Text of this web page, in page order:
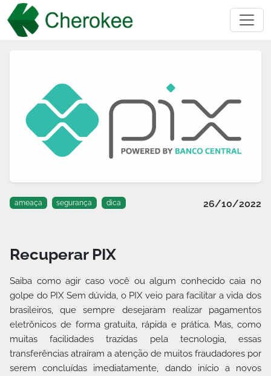
ameaça segurança dica 26/10/2022
Recuperar PIX
Saiba como agir caso você ou algum conhecido caia no
golpe do PIX Sem dúvida, o PIX veio para facilitar a vida dos
brasileiros, que sempre desejaram realizar pagamentos
eletrônicos de forma gratuita, rápida e prática. Mas, como
muitas facilidades trazidas pela tecnologia, essas
transferências atraíram a atenção de muitos fraudadores por
serem concluídas imediatamente, dando início a novos